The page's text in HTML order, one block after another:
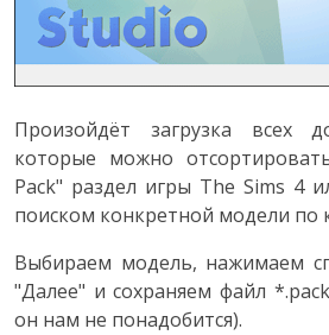
Произойдёт загрузка всех
которые можно
Pack" раздел игры The Sims 4
поиском конкретной модели по
Выбираем модель, нажимаем
"Далее" и сохраняем файл
он нам не понадобится).